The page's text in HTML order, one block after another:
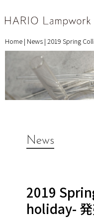
Home | News | 2019 Spring
News
2019
holiday-